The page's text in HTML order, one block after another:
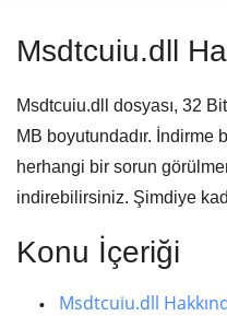
Msdtcuiu.dll
Msdtcuiu.dll dosyası, 32
MB boyutundadır. İndirme
herhangi bir sorun
indirebilirsiniz. Şimdiye
Konu İçeriği
Msdtcuiu.dll